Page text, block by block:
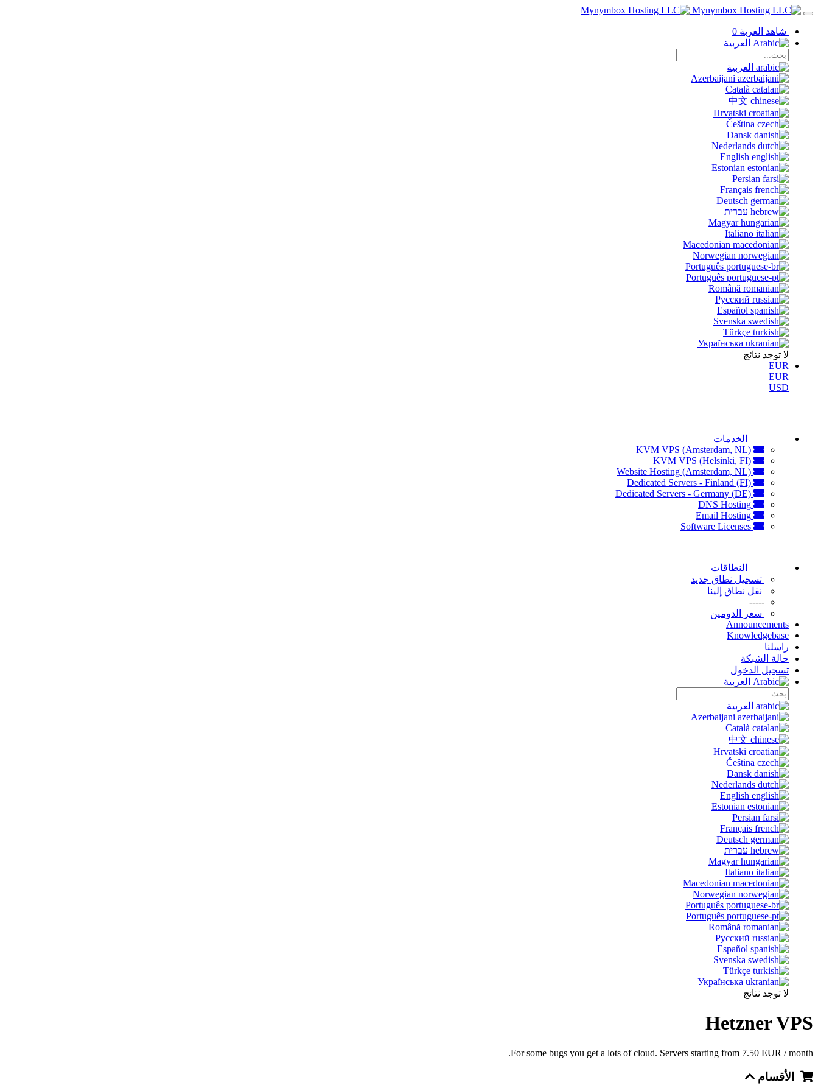
شاهد العربة 0
العربية
العربية
Azerbaijani
Català
中文
Hrvatski
Čeština
Dansk
Nederlands
English
Estonian
Persian
Français
Deutsch
עברית
Magyar
Italiano
Macedonian
Norwegian
Português
Português
Română
Русский
Español
Svenska
Türkçe
Українська
لا توجد نتائج
EUR
EUR
USD
الخدمات
النطاقات
تسجيل نطاق جديد
نقل نطاق إلينا
-----
سعر الدومين
Announcements
Knowledgebase
راسلنا
حالة الشبكة
تسجيل الدخول
العربية
العربية
Azerbaijani
Català
中文
Hrvatski
Čeština
Dansk
Nederlands
English
Estonian
Persian
Français
Deutsch
עברית
Magyar
Italiano
Macedonian
Norwegian
Português
Português
Română
Русский
Español
Svenska
Türkçe
Українська
لا توجد نتائج
Hetzner VPS
For some bugs you get a lots of cloud. Servers starting from 7.50 EUR / month.
الأقسام